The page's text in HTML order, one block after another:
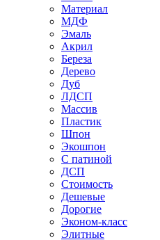
Материал
МДФ
Эмаль
Акрил
Береза
Дерево
Дуб
ЛДСП
Массив
Пластик
Шпон
Экошпон
С патиной
ДСП
Стоимость
Дешевые
Дорогие
Эконом-класс
Элитные